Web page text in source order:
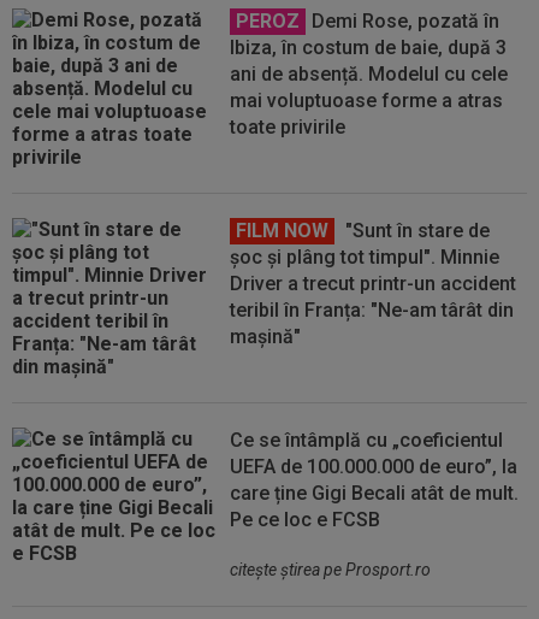
PEROZ
Demi Rose, pozată în
Ibiza, în costum de baie, după 3
ani de absență. Modelul cu cele
mai voluptuoase forme a atras
toate privirile
FILM NOW
"Sunt în stare de
șoc și plâng tot timpul". Minnie
Driver a trecut printr-un accident
teribil în Franța: "Ne-am târât din
mașină"
Ce se întâmplă cu „coeficientul
UEFA de 100.000.000 de euro”, la
care ține Gigi Becali atât de mult.
Pe ce loc e FCSB
citeşte ştirea pe Prosport.ro